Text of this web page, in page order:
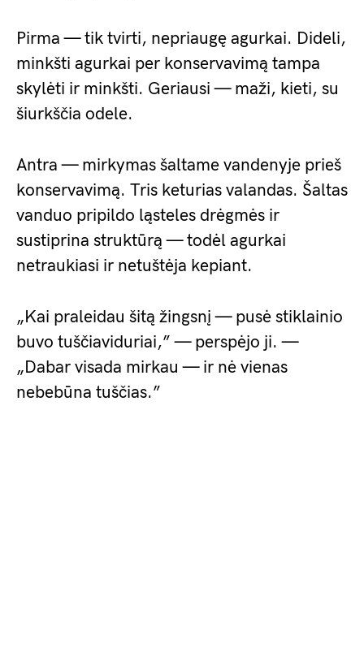
Pirma — tik tvirti, nepriaugę agurkai. Dideli,
minkšti agurkai per konservavimą tampa
skylėti ir minkšti. Geriausi — maži, kieti, su
šiurkščia odele.
Antra — mirkymas šaltame vandenyje prieš
konservavimą. Tris keturias valandas. Šaltas
vanduo pripildo ląsteles drėgmės ir
sustiprina struktūrą — todėl agurkai
netraukiasi ir netuštėja kepiant.
„Kai praleidau šitą žingsnį — pusė stiklainio
buvo tuščiaviduriai,” — perspėjo ji. —
„Dabar visada mirkau — ir nė vienas
nebebūna tuščias.”